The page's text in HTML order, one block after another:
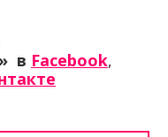
в Facebook,